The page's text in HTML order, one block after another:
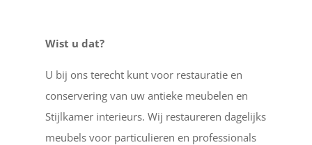
Wist u dat?
U bij ons terecht kunt voor restauratie en
conservering van uw antieke meubelen en
Stijlkamer interieurs. Wij restaureren dagelijks
meubels voor particulieren en professionals